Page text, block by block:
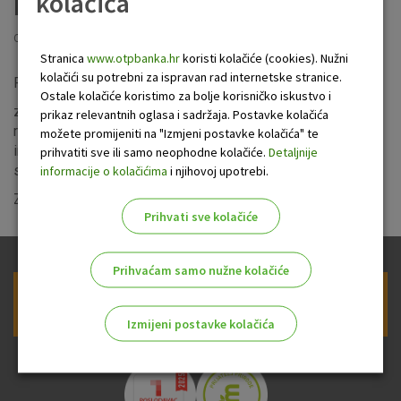
Objavljeno: 1.6.2023
Poštovani klijenti,
zbog radova na unaprjeđenju sustava u nedjelju, 4. lipnja u
razdoblju od 6:30 do 8:30 sati neće biti dostupne usluge
internet i mobilnog bankarstva za građane i poslovne
subjekte.
Zahvaljujemo na razumijevanju.
Prijava na newsletter OTP banke
Stranica www.otpbanka.hrkoristi kolačiće (cookies). Nužni
kolačići su potrebni za ispravan rad internetske stranice.
Ostale kolačiće koristimo za bolje korisničko iskustvo i
prikaz relevantnih oglasa i sadržaja. Postavke kolačića
možete promijeniti na "Izmjeni postavke kolačića" te
prihvatiti sve ili samo neophodne kolačiće. Detaljnije
informacije o kolačićima i njihovoj upotrebi.
Prihvati sve kolačiće
Prihvaćam samo nužne kolačiće
Izmijeni postavke kolačića